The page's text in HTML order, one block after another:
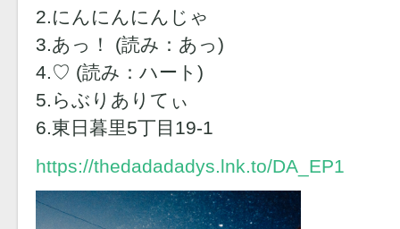
2.にんにんにんじゃ
3.あっ！ (読み：あっ)
4.♡ (読み：ハート)
5.らぶりありてぃ
6.東日暮里5丁目19-1
https://thedadadadys.lnk.to/DA_EP1